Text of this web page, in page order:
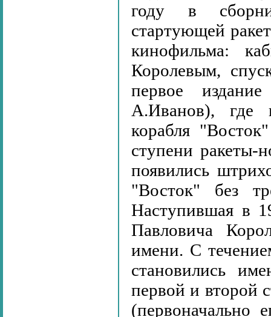
году в
стартующей
кинофильма:
Королевым,
первое
А.Иванов), где
корабля
ступени ракеты-
появились
"Восток" без
Наступившая в
Павловича
имени. С
становились
первой и второй
(первоначально